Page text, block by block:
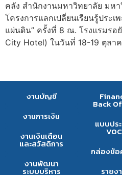
คลัง สำนักงานมหาวิทยาลัย มหา
โครงการแลกเปลี่ยนเรียนรู้ประ
แผ่นดิน” ครั้งที่ 8 ณ. โรงแรมรอ
City Hotel) ในวันที่ 18-19 ตุลา
งานบัญชี
งานการเงิน
งานเงินเดือน
และสวัสดิการ
งานพัฒนา
ระบบบริหาร
Back
แบบปร
VOC
กล่องข้อ
รายง